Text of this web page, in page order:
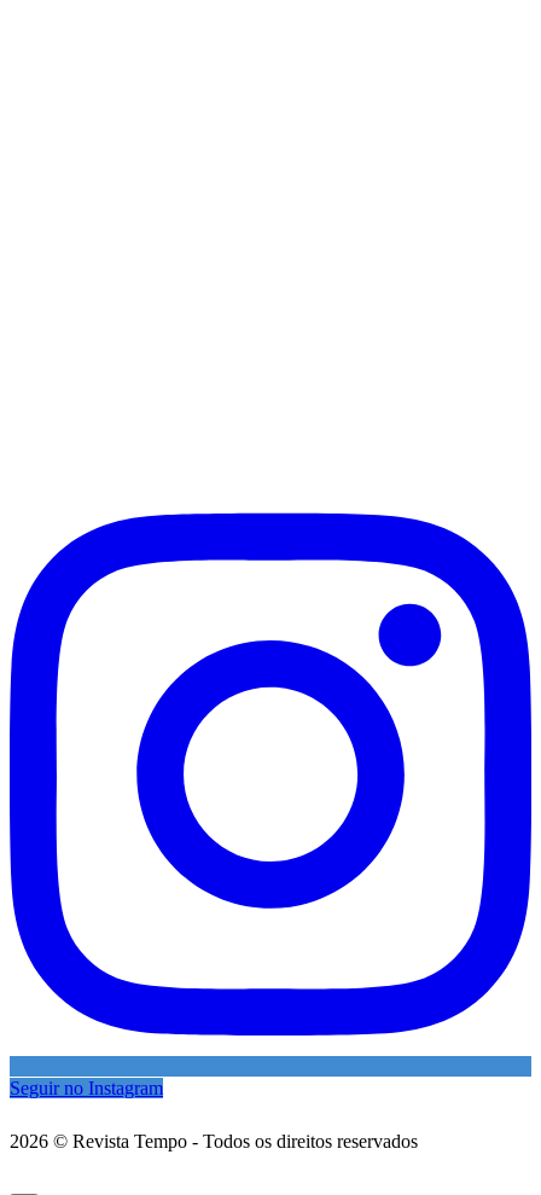
Seguir no Instagram
2026 © Revista Tempo - Todos os direitos reservados